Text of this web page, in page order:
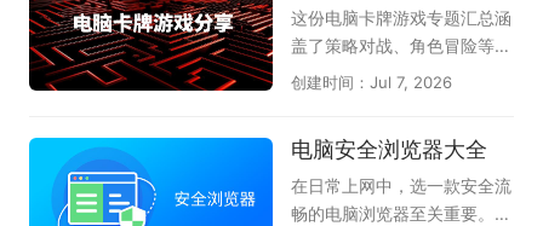
理，形成了一套完整的电脑维
护方案。火绒安全软件还具备
能，全方位守护电脑安全。如
爽系统体验，这套火绒软件大
全便是非常理想的选择，强烈
推荐安装使用。
等等；游戏盒子可以理解为游
戏工具或游戏助手，它可以将
好玩的小游戏、页游、网游汇
聚到一起，不用下载就能玩；
游戏资讯、游戏补丁、查游戏
数据等服务；给玩家最畅快的
体验。在这里的游戏盒子软件
这份电脑卡牌游戏专题汇总涵
盖了策略对战、角色冒险等多
种玩法，天极软件专员为卡牌
石传说》作为经典之作，策略
深度强、竞技体系成熟；《月
圆之夜》以Roguelike卡牌玩
创建时间：Jul 7, 2026
电脑安全浏览器大全
在日常上网中，选一款安全流
畅的电脑浏览器至关重要。天